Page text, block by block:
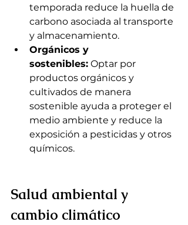
temporada reduce la huella de
carbono asociada al transporte
y almacenamiento.
Orgánicos y
sostenibles: Optar por
productos orgánicos y
cultivados de manera
sostenible ayuda a proteger el
medio ambiente y reduce la
exposición a pesticidas y otros
químicos.
Salud ambiental y
cambio climático